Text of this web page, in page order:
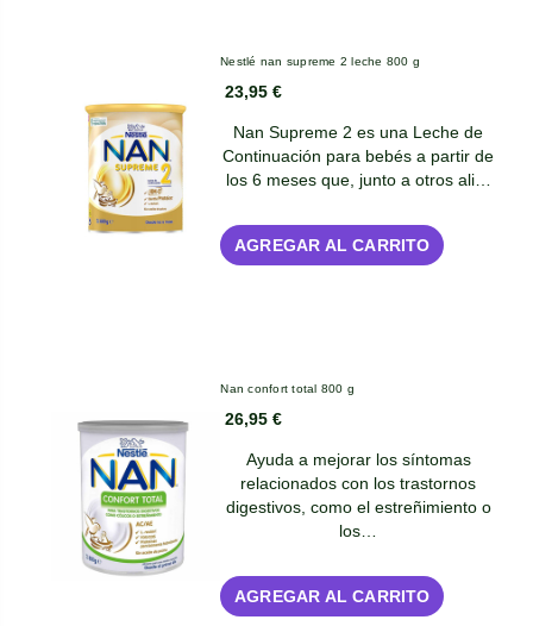
Nestlé nan supreme 2 leche 800 g
23,95 €
Nan Supreme 2 es una Leche de
Continuación para bebés a partir de
los 6 meses que, junto a otros ali…
AGREGAR AL CARRITO
Nan confort total 800 g
26,95 €
Ayuda a mejorar los síntomas
relacionados con los trastornos
digestivos, como el estreñimiento o
los…
AGREGAR AL CARRITO